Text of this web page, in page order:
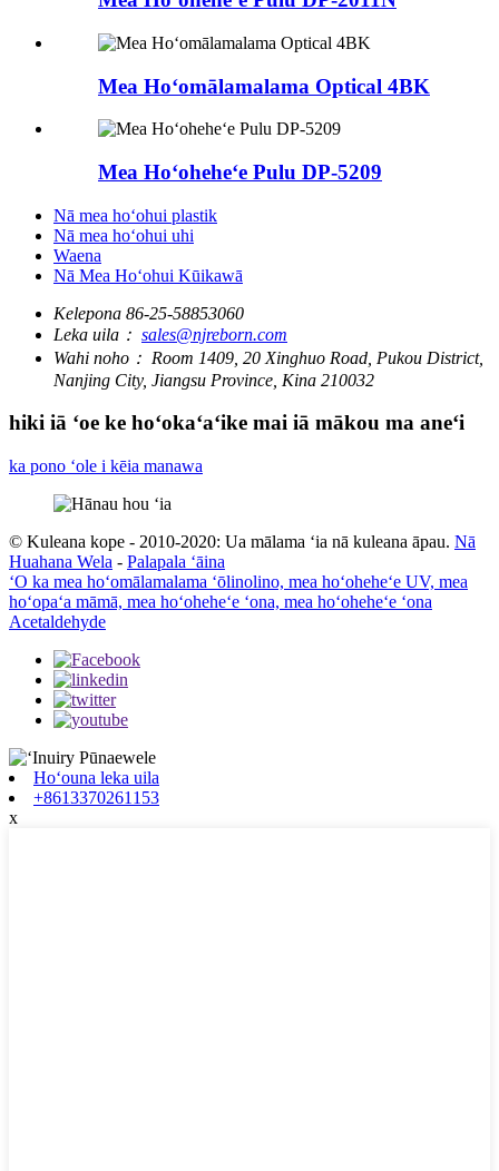
Mea Hoʻomālamalama Optical 4BK
Mea Hoʻoheheʻe Pulu DP-5209
Nā mea hoʻohui plastik
Nā mea hoʻohui uhi
Waena
Nā Mea Hoʻohui Kūikawā
Kelepona 86-25-58853060
Leka uila： sales@njreborn.com
Wahi noho： Room 1409, 20 Xinghuo Road, Pukou District,
Nanjing City, Jiangsu Province, Kina 210032
hiki iā ʻoe ke hoʻokaʻaʻike mai iā mākou ma aneʻi
ka pono ʻole i kēia manawa
© Kuleana kope - 2010-2020: Ua mālama ʻia nā kuleana āpau. Nā
Huahana Wela - Palapala ʻāina
ʻO ka mea hoʻomālamalama ʻōlinolino, mea hoʻoheheʻe UV, mea
hoʻopaʻa māmā, mea hoʻoheheʻe ʻona, mea hoʻoheheʻe ʻona
Acetaldehyde
Hoʻouna leka uila
+8613370261153
x